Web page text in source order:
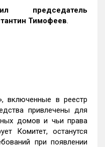
Тимофеев.
включенные в реестр
привлечены для
домов и чьи права
Комитет, останутся
при появлении